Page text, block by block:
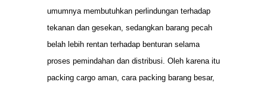
umumnya membutuhkan perlindungan terhadap
tekanan dan gesekan, sedangkan barang pecah
belah lebih rentan terhadap benturan selama
proses pemindahan dan distribusi. Oleh karena itu
packing cargo aman, cara packing barang besar,